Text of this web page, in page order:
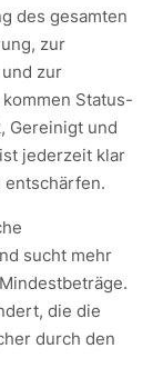
des gesamten
zur
zur
Status-
Gereinigt und
jederzeit klar
entschärfen.
sucht mehr
die die
durch den